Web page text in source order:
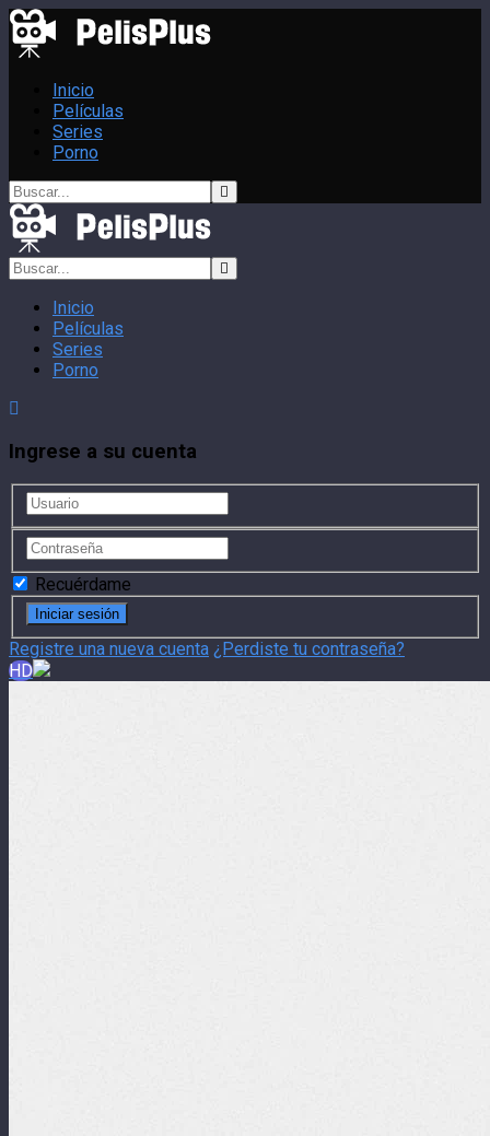
Inicio
Películas
Series
Porno
Inicio
Películas
Series
Porno
Ingrese a su cuenta
Recuérdame
Registre una nueva cuenta ¿Perdiste tu contraseña?
HD